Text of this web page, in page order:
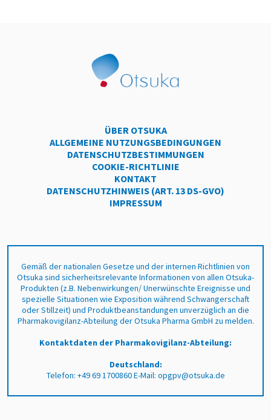
ÜBER OTSUKA
ALLGEMEINE NUTZUNGSBEDINGUNGEN
DATENSCHUTZBESTIMMUNGEN
COOKIE-RICHTLINIE
KONTAKT
DATENSCHUTZHINWEIS (ART. 13 DS-GVO)
IMPRESSUM
Gemäß der nationalen Gesetze und der internen Richtlinien von
Otsuka sind sicherheitsrelevante Informationen von allen Otsuka-
Produkten (z.B. Nebenwirkungen/ Unerwünschte Ereignisse und
spezielle Situationen wie Exposition während Schwangerschaft
oder Stillzeit) und Produktbeanstandungen unverzüglich an die
Pharmakovigilanz-Abteilung der Otsuka Pharma GmbH zu melden.
Kontaktdaten der Pharmakovigilanz-Abteilung:
Deutschland:
Telefon: +49 69 1700860 E-Mail: opgpv@otsuka.de